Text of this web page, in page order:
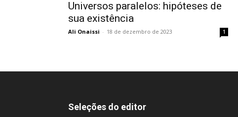
Universos paralelos: hipóteses de
sua existência
Ali Onaissi - 18 de dezembro de 2023 1
Seleções do editor